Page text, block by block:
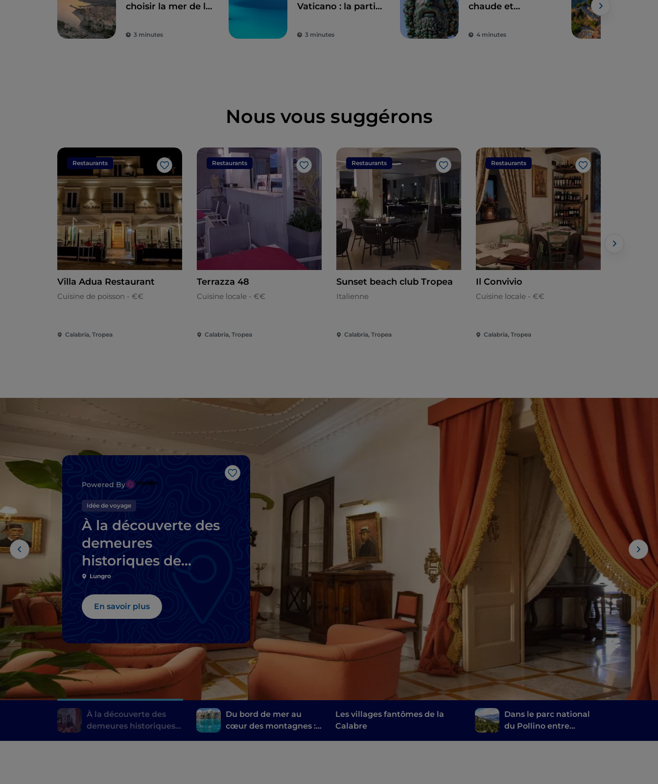
choisir la mer de la
hiver
3 minutes
Vaticano : la partie
3 minutes
chaude et
bronzes de Riace
4 minutes
Nous vous suggérons
Restaurants
J’aime
Villa Adua Restaurant
Cuisine de poisson - €€
Calabria, Tropea
Restaurants
J’aime
Terrazza 48
Cuisine locale - €€
Calabria, Tropea
Restaurants
J’aime
Sunset beach club Tropea
Italienne
Calabria, Tropea
Restaurants
J’aime
Il Convivio
Cuisine locale - €€
Calabria, Tropea
J’aime
Powered By
Idée de voyage
À la découverte des
demeures
historiques de
Calabre
Lungro
En savoir plus
À la découverte des
demeures historiques
Du bord de mer au
cœur des montagnes :
Les villages fantômes de la
Calabre
Dans le parc national
du Pollino entre